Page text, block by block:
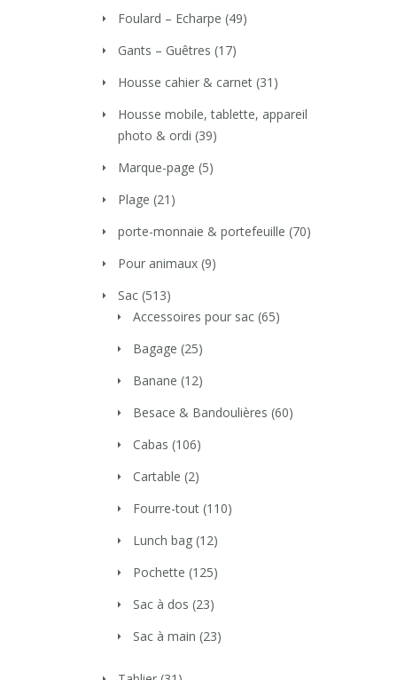
Foulard – Echarpe (49)
Gants – Guêtres (17)
Housse cahier & carnet (31)
Housse mobile, tablette, appareil
photo & ordi (39)
Marque-page (5)
Plage (21)
porte-monnaie & portefeuille (70)
Pour animaux (9)
Sac (513)
Accessoires pour sac (65)
Bagage (25)
Banane (12)
Besace & Bandoulières (60)
Cabas (106)
Cartable (2)
Fourre-tout (110)
Lunch bag (12)
Pochette (125)
Sac à dos (23)
Sac à main (23)